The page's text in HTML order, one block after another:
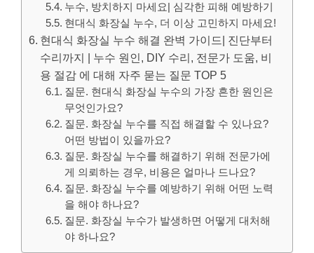
누수, 방치하지 마세요| 심각한 피해 예방하기
현대식 화장실 누수, 더 이상 고민하지 마세요!
현대식 화장실 누수 해결 완벽 가이드| 진단부터
수리까지 | 누수 원인, DIY 수리, 전문가 도움, 비
용 절감 에 대해 자주 묻는 질문 TOP 5
질문. 현대식 화장실 누수의 가장 흔한 원인은
무엇인가요?
질문. 화장실 누수를 직접 해결할 수 있나요?
어떤 방법이 있을까요?
질문. 화장실 누수를 해결하기 위해 전문가에
게 의뢰하는 경우, 비용은 얼마나 드나요?
질문. 화장실 누수를 예방하기 위해 어떤 노력
을 해야 하나요?
질문. 화장실 누수가 발생하면 어떻게 대처해
야 하나요?